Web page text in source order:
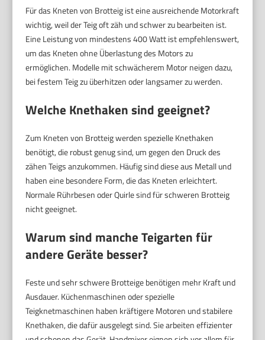
Für das Kneten von Brotteig ist eine ausreichende Motorkraft
wichtig, weil der Teig oft zäh und schwer zu bearbeiten ist.
Eine Leistung von mindestens 400 Watt ist empfehlenswert,
um das Kneten ohne Überlastung des Motors zu
ermöglichen. Modelle mit schwächerem Motor neigen dazu,
bei festem Teig zu überhitzen oder langsamer zu werden.
Welche Knethaken sind geeignet?
Zum Kneten von Brotteig werden spezielle Knethaken
benötigt, die robust genug sind, um gegen den Druck des
zähen Teigs anzukommen. Häufig sind diese aus Metall und
haben eine besondere Form, die das Kneten erleichtert.
Normale Rührbesen oder Quirle sind für schweren Brotteig
nicht geeignet.
Warum sind manche Teigarten für
andere Geräte besser?
Feste und sehr schwere Brotteige benötigen mehr Kraft und
Ausdauer. Küchenmaschinen oder spezielle
Teigknetmaschinen haben kräftigere Motoren und stabilere
Knethaken, die dafür ausgelegt sind. Sie arbeiten effizienter